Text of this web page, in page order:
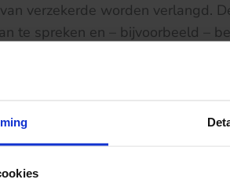
verzekerde worden verlangd.
te spreken en – bijvoorbeeld –